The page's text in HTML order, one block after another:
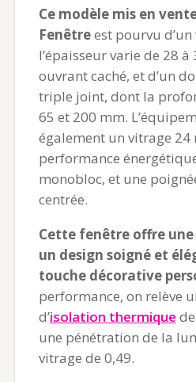
Ce modèle mis en
Fenêtreest pourvu
l’épaisseur varie de 28 à
ouvrant caché, et d’un
triple joint, dont la
65 et 200 mm.
également un vitrage
performance
monobloc, et une
centrée.
Cette fenêtre offre
un design soigné et
touche décorative
performance, on relève
d’isolation thermique
une pénétration de la
vitrage de 0,49.